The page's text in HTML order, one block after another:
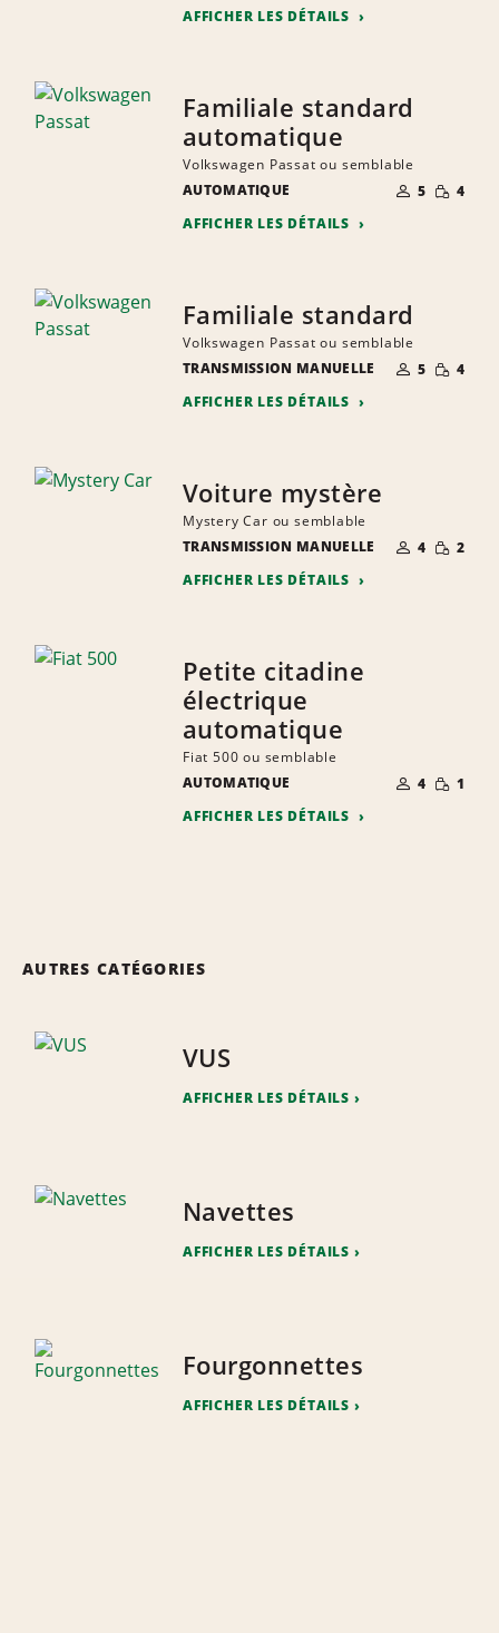
AFFICHER LES DÉTAILS
Familiale standard
automatique
Volkswagen Passat ou semblable
AUTOMATIQUE
NOMBRE DE
PERSONNES
5 RÉDUITE
4
AFFICHER LES DÉTAILS
Familiale standard
Volkswagen Passat ou semblable
TRANSMISSION MANUELLE
NOMBRE DE
PERSONNES
5 RÉDUITE
4
AFFICHER LES DÉTAILS
Voiture mystère
Mystery Car ou semblable
TRANSMISSION MANUELLE
NOMBRE DE
PERSONNES
4 RÉDUITE
2
AFFICHER LES DÉTAILS
Petite citadine
électrique
automatique
Fiat 500 ou semblable
AUTOMATIQUE
NOMBRE DE
PERSONNES
4 RÉDUITE
1
AFFICHER LES DÉTAILS
AUTRES CATÉGORIES
VUS
AFFICHER LES DÉTAILS
Navettes
AFFICHER LES DÉTAILS
Fourgonnettes
AFFICHER LES DÉTAILS